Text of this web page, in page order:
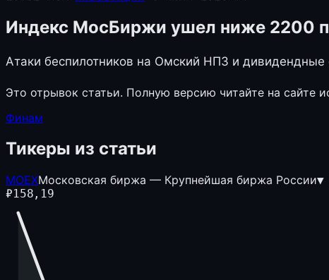
Индекс МосБиржи ушел ниже 2200
Атаки беспилотников на Омский НПЗ и дивидендные
Это отрывок статьи. Полную версию читайте на сайте
Финам
Тикеры из статьи
MOEXМосковская биржа — Крупнейшая биржа России▼
₽158,19